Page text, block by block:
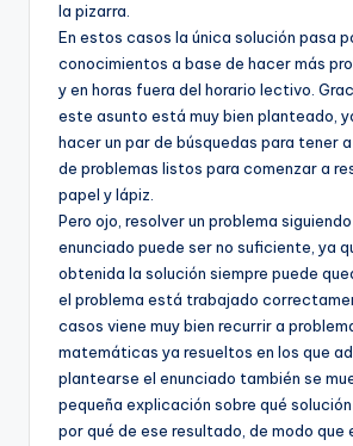
la pizarra.
En estos casos la única solución pasa
conocimientos a base de hacer más
y en horas fuera del horario lectivo.
este asunto está muy bien planteado,
hacer un par de búsquedas para tener
de problemas listos para comenzar a
papel y lápiz.
Pero ojo, resolver un problema
enunciado puede ser no suficiente, ya
obtenida la solución siempre puede
el problema está trabajado
casos viene muy bien recurrir a
matemáticas ya resueltos en los que
plantearse el enunciado también se
pequeña explicación sobre qué
por qué de ese resultado, de modo que